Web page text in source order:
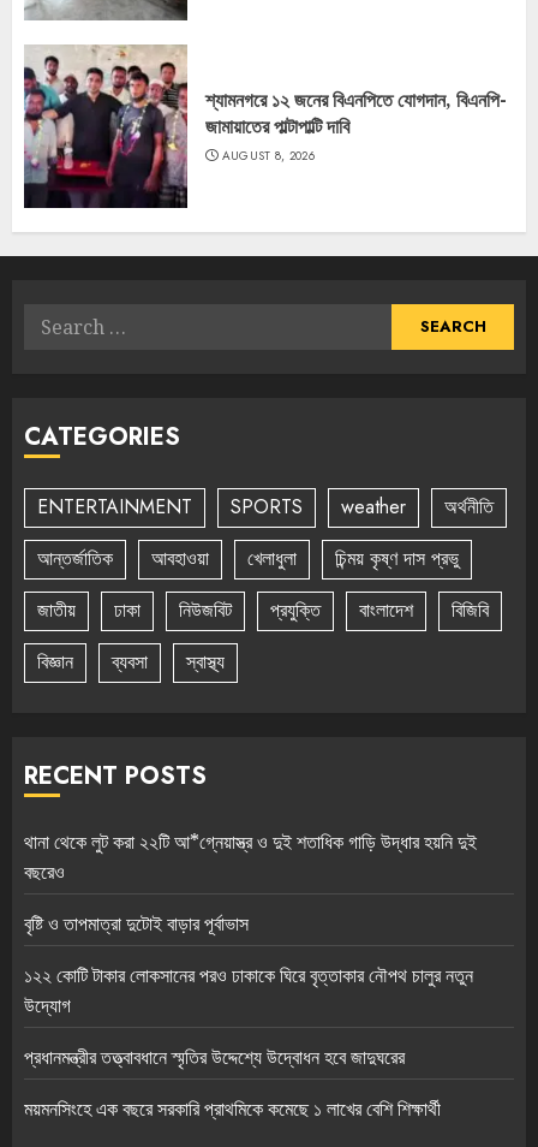
শ্যামনগরে ১২ জনের বিএনপিতে যোগদান, বিএনপি-
জামায়াতের পাল্টাপাল্টি দাবি
AUGUST 8, 2026
Search
CATEGORIES
ENTERTAINMENT SPORTS weather
অর্থনীতি
আন্তর্জাতিক
আবহাওয়া খেলাধুলা
চিন্ময় কৃষ্ণ দাস প্রভু
জাতীয়
ঢাকা নিউজবিট প্রযুক্তি বাংলাদেশ
বিজিবি
বিজ্ঞান
ব্যবসা স্বাস্থ্য
RECENT POSTS
থানা থেকে লুট করা ২২টি আ*গ্নেয়াস্ত্র ও দুই শতাধিক গাড়ি উদ্ধার হয়নি দুই
বছরেও
বৃষ্টি ও তাপমাত্রা দুটোই বাড়ার পূর্বাভাস
১২২ কোটি টাকার লোকসানের পরও ঢাকাকে ঘিরে বৃত্তাকার নৌপথ চালুর নতুন
উদ্যোগ
প্রধানমন্ত্রীর তত্ত্বাবধানে স্মৃতির উদ্দেশ্যে উদ্বোধন হবে জাদুঘরের
ময়মনসিংহে এক বছরে সরকারি প্রাথমিকে কমেছে ১ লাখের বেশি শিক্ষার্থী